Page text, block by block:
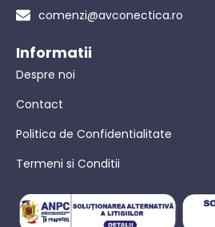
comenzi@avconectica.ro
Informatii
Despre noi
Contact
Politica de Confidentialitate
Termeni si Conditii